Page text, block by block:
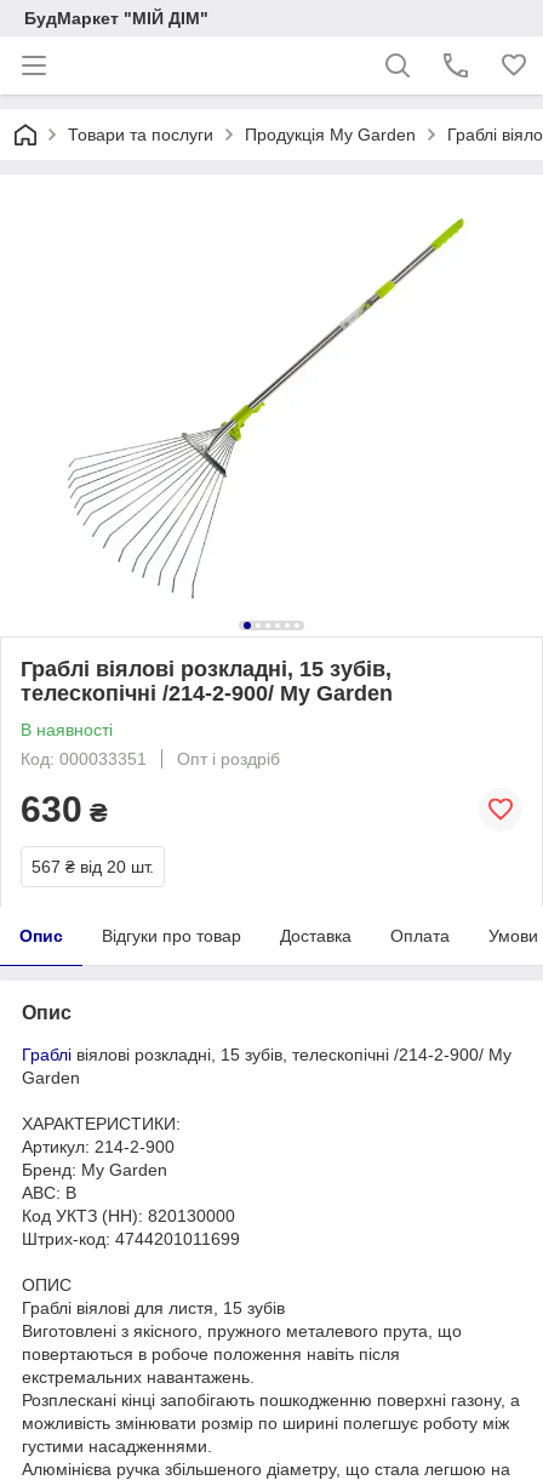
БудМаркет "МІЙ ДІМ"
Товари та послуги Продукція My Garden Граблі
Граблі віялові розкладні, 15 зубів,
телескопічні /214-2-900/ My Garden
В наявності
Код: 000033351
Опт і роздріб
630 ₴
567 ₴ від 20 шт.
Опис Відгуки про товар Доставка Оплата Умови
Опис
Граблі віялові розкладні, 15 зубів, телескопічні /214-2-900/ My
Garden
ХАРАКТЕРИСТИКИ:
Артикул: 214-2-900
Бренд: My Garden
ABC: B
Код УКТЗ (НН): 820130000
Штрих-код: 4744201011699
ОПИС
Граблі віялові для листя, 15 зубів
Виготовлені з якісного, пружного металевого прута, що
повертаються в робоче положення навіть після
екстремальних навантажень.
Розплескані кінці запобігають пошкодженню поверхні газону, а
можливість змінювати розмір по ширині полегшує роботу між
густими насадженнями.
Алюмінієва ручка збільшеного діаметру, що стала легшою на